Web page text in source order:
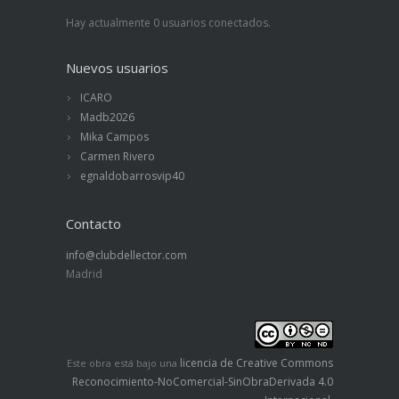
Dios siempre y en todas las circunstancias.
Hay actualmente 0 usuarios conectados.
Nuevos usuarios
ICARO
Madb2026
Mika Campos
Carmen Rivero
egnaldobarrosvip40
Contacto
info@clubdellector.com
Madrid
Este obra está bajo una licencia de Creative Commons
Reconocimiento-NoComercial-SinObraDerivada 4.0